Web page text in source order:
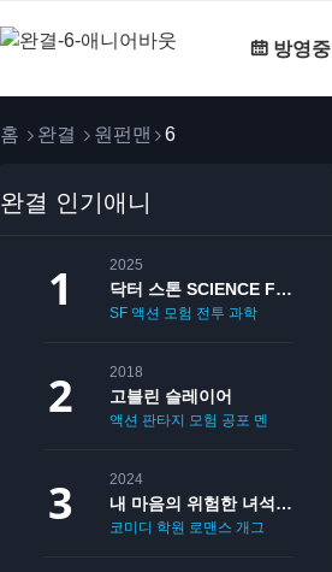
방영중
홈 완결 원펀맨 6
완결 인기애니
2025
닥터 스톤 SCIENCE FUTURE
SF 액션 모험 전투 과학
2018
고블린 슬레이어
액션 판타지 모험 공포 멘붕
2024
내 마음의 위험한 녀석 2기
코미디 학원 로맨스 개그